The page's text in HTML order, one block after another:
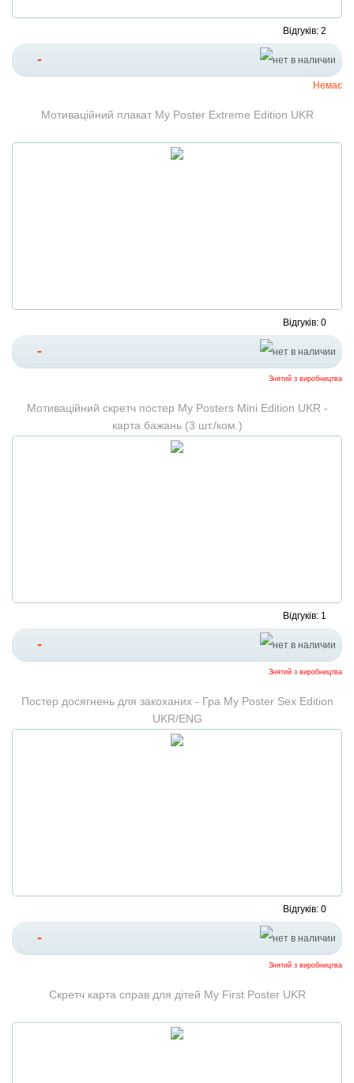
Відгуків: 2
-
Немає
Мотиваційний плакат My Poster Extreme Edition UKR
Відгуків: 0
-
Знятий з виробництва
Мотиваційний скретч постер My Posters Mini Edition UKR -
карта бажань (3 шт./ком.)
Відгуків: 1
-
Знятий з виробництва
Постер досягнень для закоханих - Гра My Poster Sex Edition
UKR/ENG
Відгуків: 0
-
Знятий з виробництва
Скретч карта справ для дітей My First Poster UKR